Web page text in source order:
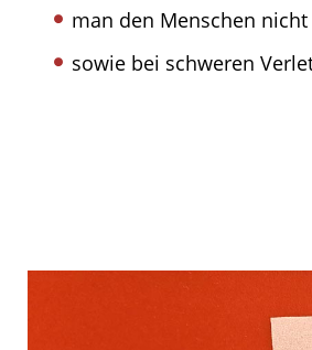
man den Menschen
sowie bei schweren